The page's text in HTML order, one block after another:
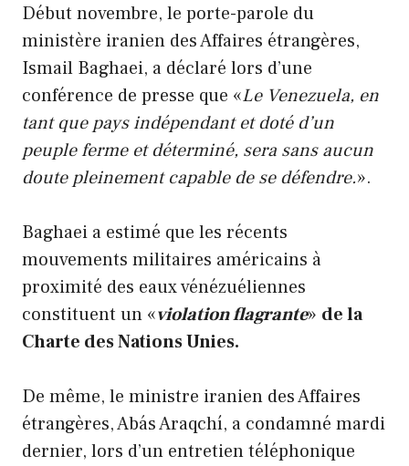
Début novembre, le porte-parole du
ministère iranien des Affaires étrangères,
Ismail Baghaei, a déclaré lors d’une
conférence de presse que «Le Venezuela, en
tant que pays indépendant et doté d’un
peuple ferme et déterminé, sera sans aucun
doute pleinement capable de se défendre.».
Baghaei a estimé que les récents
mouvements militaires américains à
proximité des eaux vénézuéliennes
constituent un «violation flagrante» de la
Charte des Nations Unies.
De même, le ministre iranien des Affaires
étrangères, Abás Araqchí, a condamné mardi
dernier, lors d’un entretien téléphonique